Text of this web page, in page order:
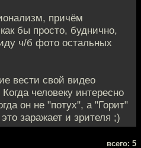
причём
бы просто, буднично,
ч/б фото остальных
вести свой видео
человеку интересно
он не "потух", а "Горит"
заражает и зрителя ;)
всего: 5